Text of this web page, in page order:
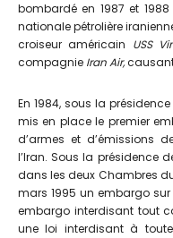
bombardé en 1987 et
nationale pétrolière
croiseur américain USS
compagnie Iran Air,
En 1984, sous la
mis en place le premier
d’armes et d’émissions
l’Iran. Sous la présidence
dans les deux Chambres
mars 1995 un embargo sur
embargo interdisant tout
une loi interdisant à toute